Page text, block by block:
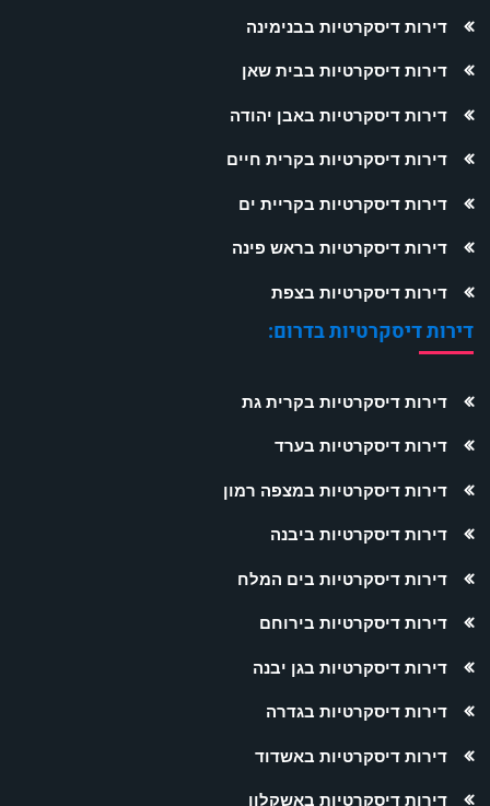
דירות דיסקרטיות בבנימינה
דירות דיסקרטיות בבית שאן
דירות דיסקרטיות באבן יהודה
דירות דיסקרטיות בקרית חיים
דירות דיסקרטיות בקריית ים
דירות דיסקרטיות בראש פינה
דירות דיסקרטיות בצפת
דירות דיסקרטיות בדרום:
דירות דיסקרטיות בקרית גת
דירות דיסקרטיות בערד
דירות דיסקרטיות במצפה רמון
דירות דיסקרטיות ביבנה
דירות דיסקרטיות בים המלח
דירות דיסקרטיות בירוחם
דירות דיסקרטיות בגן יבנה
דירות דיסקרטיות בגדרה
דירות דיסקרטיות באשדוד
דירות דיסקרטיות באשקלון